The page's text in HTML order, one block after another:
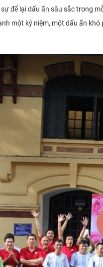
để lại dấu ấn sâu sắc trong
một kỷ niệm, một dấu ấn